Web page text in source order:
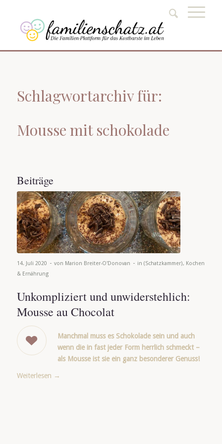
Schlagwortarchiv für:
Mousse mit schokolade
Beiträge
14. Juli 2020 - von Marion Breiter-O'Donovan - in (Schatzkammer), Kochen
& Ernährung
Unkompliziert und unwiderstehlich:
Mousse au Chocolat
Manchmal muss es Schokolade sein und auch
wenn die in fast jeder Form herrlich schmeckt –
als Mousse ist sie ein ganz besonderer Genuss!
Weiterlesen →